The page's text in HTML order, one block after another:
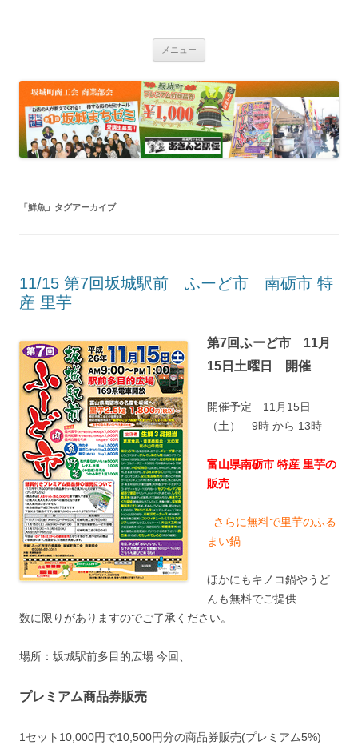
会
メニュー
ツ
へ
ス
キ
ッ
プ
「鮮魚 」タグアーカイブ
11/15 第7回坂城駅前 ふーど市 南砺市 特
産 里芋
第7回ふーど市 11月
15日土曜日 開催
開催予定 11月15日
（土） 9時 から 13時
富山県南砺市 特産 里芋の
販売
さらに無料で里芋のふる
まい鍋
ほかにもキノコ鍋やうど
んも無料でご提供
数に限りがありますのでご了承ください。
場所：坂城駅前多目的広場 今回、
プレミアム商品券販売
1セット10,000円で10,500円分の商品券販売(プレミアム5%)